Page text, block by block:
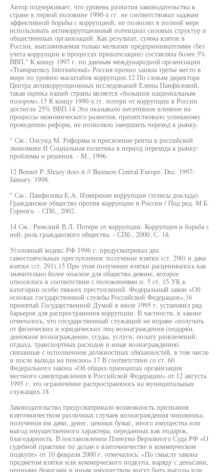
Автор подчеркивает, что уровень развития законодательства в
стране в первой половине 1990-х гг. не соответствовал задачам
эффективной борьбы с коррупцией, не позволял в полной мере
использовать антикоррупционный потенциал силовых структур и
общественных организаций. Как результат, сумма взяток в
России, выплачиваемая только мелкими предпринимателями (без
учета коррупции в процессах приватизации) составляла более 3%
ВВП." К концу 1997 г. по данным международной организации
«Transparency International» Россия прочно заняла третье место в
мире по уровню масштабов коррупции.12 По словам директора
Центра антикоррупционных исследований Елены Панфиловой,
такая оценка нашей страны является «большим национальным
позором».13 К концу 1990-х гг. потери от коррупции в России
достигли 25% ВВП.14 Это оказывало негативное влияние на
процессы экономического развития, препятствовало успешному
проведению реформ, не позволяло завершить переход к рынку.
" См.: Олсунд М. Реформы и присвоение ренты в российской
экономике II Социальная политика в период перехода к рынку:
проблемы и решения. - М., 1996.
12 Bennet P. Sleazy does it // Business Central Europe. Dec. 1997-
January. 1998.
" См.: Панфилова E.A. Измерение коррупции (тезисы доклада).
Гражданское общество против коррупции в России / Под ред. М Б.
Горного. - СПб., 2002.
14 См.: Римский В.Л. Потери от коррупции. Коррупция и борьба с
ней: роль гражданского общества. - СПб., 2000. С. 18.
Уголовный кодекс РФ 1996 г. предусматривал два
самостоятельных преступления: получение взятки (ст. 290) и дача
взятки (ст. 291).15 При этом получение взятки расценивалось как
значительно более опасное для общества деяние, которое
относилось в соответствии с положениями п. 5 ст. 15 УК к
категории особо тяжких преступлений. Федеральный закон «Об
основах государственной службы Российской Федерации»,16
принятый Государственной Думой в июле 1995 г. установил ряд
барьеров для распространения коррупции. В частности, в законе
отмечалось, что государственный служащий не вправе «получать
от физических и юридических лиц вознаграждения (подарки,
денежное вознаграждение, ссуды, услуги, оплату развлечений,
отдыха, транспортных расходов и иные вознаграждения),
связанные с исполнением должностных обязанностей, в том числе
и после выхода на пенсию».17 В соответствии со ст. 60
Федерального закона «Об общих принципах организации
местного самоуправления в Российской Федерации» от 12 августа
1995 г. это ограничение распространялось на муниципальных
служащих.18
Законодательство предусматривало возможность признания
взяточничеством различных случаев вознаграждения чиновника,
получения им дачи, денег, ценных бумаг, иного имущества или
выгод имущественного характера, переданных как подарок,
благодарность. В постановлении Пленума Верховного Суда РФ «О
судебной практике по делам о взяточничестве и коммерческом
подкупе» от 10 февраля 2000 г. отмечалось: «По смыслу закона
предметом взятки или коммерческого подкупа, наряду с деньгами,
ценными бумагами и иным имуществом могут быть выгоды или